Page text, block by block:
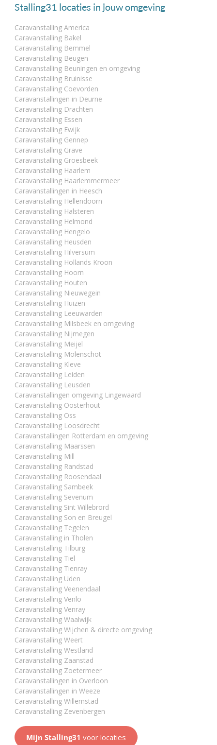
Stalling31 locaties in jouw omgeving
Caravanstalling America
Caravanstalling Bakel
Caravanstalling Bemmel
Caravanstalling Beugen
Caravanstalling Beuningen en omgeving
Caravanstalling Bruinisse
Caravanstalling Coevorden
Caravanstallingen in Deurne
Caravanstalling Drachten
Caravanstalling Essen
Caravanstalling Ewijk
Caravanstalling Gennep
Caravanstalling Grave
Caravanstalling Groesbeek
Caravanstalling Haarlem
Caravanstalling Haarlemmermeer
Caravanstallingen in Heesch
Caravanstalling Hellendoorn
Caravanstalling Halsteren
Caravanstalling Helmond
Caravanstalling Hengelo
Caravanstalling Heusden
Caravanstalling Hilversum
Caravanstalling Hollands Kroon
Caravanstalling Hoorn
Caravanstalling Houten
Caravanstalling Nieuwegein
Caravanstalling Huizen
Caravanstalling Leeuwarden
Caravanstalling Milsbeek en omgeving
Caravanstalling Nijmegen
Caravanstalling Meijel
Caravanstalling Molenschot
Caravanstalling Kleve
Caravanstalling Leiden
Caravanstalling Leusden
Caravanstallingen omgeving Lingewaard
Caravanstalling Oosterhout
Caravanstalling Oss
Caravanstalling Loosdrecht
Caravanstallingen Rotterdam en omgeving
Caravanstalling Maarssen
Caravanstalling Mill
Caravanstalling Randstad
Caravanstalling Roosendaal
Caravanstalling Sambeek
Caravanstalling Sevenum
Caravanstalling Sint Willebrord
Caravanstalling Son en Breugel
Caravanstalling Tegelen
Caravanstalling in Tholen
Caravanstalling Tilburg
Caravanstalling Tiel
Caravanstalling Tienray
Caravanstalling Uden
Caravanstalling Veenendaal
Caravanstalling Venlo
Caravanstalling Venray
Caravanstalling Waalwijk
Caravanstalling Wijchen & directe omgeving
Caravanstalling Weert
Caravanstalling Westland
Caravanstalling Zaanstad
Caravanstalling Zoetermeer
Caravanstallingen in Overloon
Caravanstallingen in Weeze
Caravanstalling Willemstad
Caravanstalling Zevenbergen
Mijn Stalling31 voor locaties